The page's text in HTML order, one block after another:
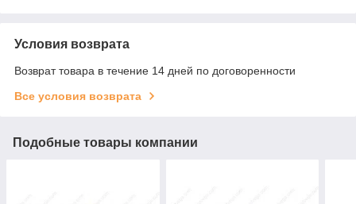
Условия возврата
Возврат товара в течение 14 дней по договоренности
Все условия возврата
Подобные товары компании